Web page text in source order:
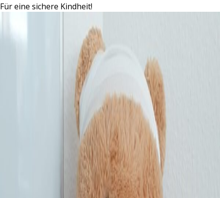
Für eine sichere Kindheit!